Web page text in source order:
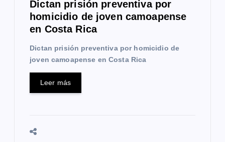
Dictan prisión preventiva por
homicidio de joven camoapense
en Costa Rica
Dictan prisión preventiva por homicidio de
joven camoapense en Costa Rica
Leer más